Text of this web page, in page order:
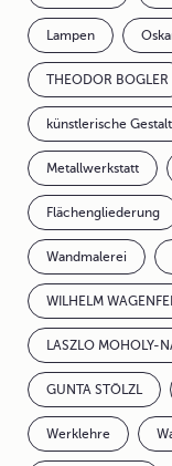
Lampen
THEODOR BOGLER
künstlerische
Metallwerkstatt
Flächengliederung
Wandmalerei
WILHELM
LASZLO MOHOLY-
GUNTA STÖLZL
Werklehre